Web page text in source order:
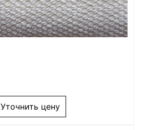
Уточнить цену